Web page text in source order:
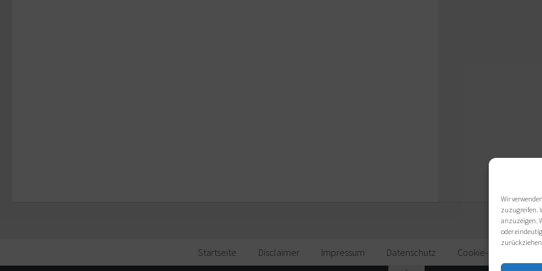
Wir
zuzugreifen.
anzuzeigen.
oder
Startseite Disclaimer Impressum Datenschutz Cookie-Richtlinie (EU)